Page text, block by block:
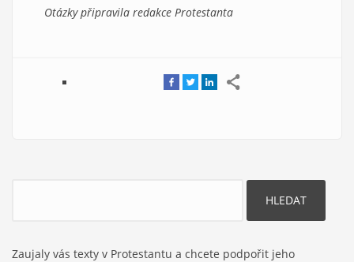
Otázky připravila redakce Protestanta
Zaujaly vás texty v Protestantu a chcete podpořit jeho